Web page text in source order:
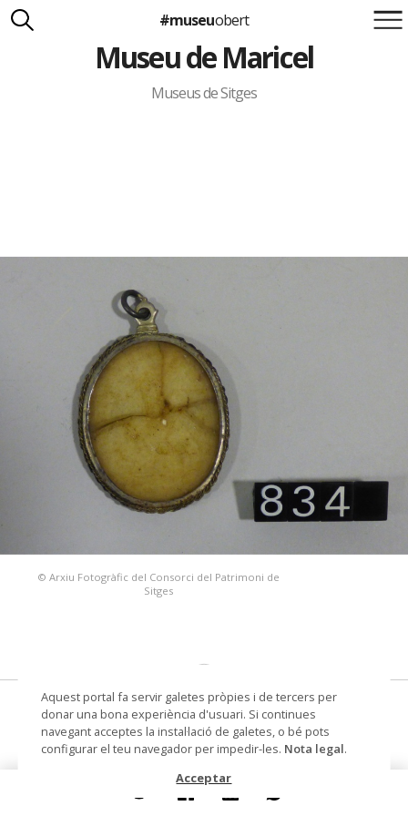
Suma't a la iniciativa
Carlota Royo
Francesca Barcellona
#museuobert
Museu de Maricel
Museus de Sitges
© Arxiu Fotogràfic del Consorci del Patrimoni de
Sitges
medalló amb imatge de cera a l'interior
medalló amb imatge de cera a
l'interior
Aquest portal fa servir galetes pròpies i de tercers per
donar una bona experiència d'usuari. Si continues
navegant acceptes la instal·lació de galetes, o bé pots
configurar el teu navegador per impedir-les. Nota legal.
Acceptar